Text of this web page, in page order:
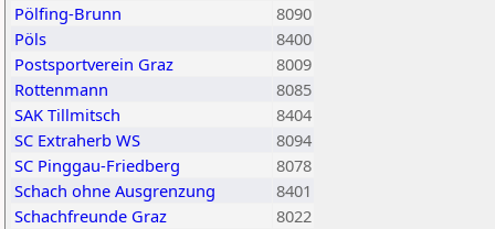
Pölfing-Brunn
8090
Pöls
8400
Postsportverein Graz
8009
Rottenmann
8085
SAK Tillmitsch
8404
SC Extraherb WS
8094
SC Pinggau-Friedberg
8078
Schach ohne Ausgrenzung
8401
Schachfreunde Graz
8022